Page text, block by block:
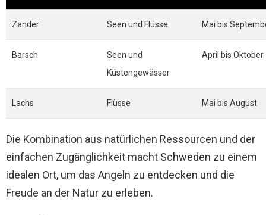
Zander Seen und Flüsse Mai bis
Barsch
Seen und
Küstengewässer
April bis Oktober
Lachs Flüsse Mai bis August
Die Kombination aus natürlichen Ressourcen und der
einfachen Zugänglichkeit macht Schweden zu einem
idealen Ort, um das Angeln zu entdecken und die
Freude an der Natur zu erleben.